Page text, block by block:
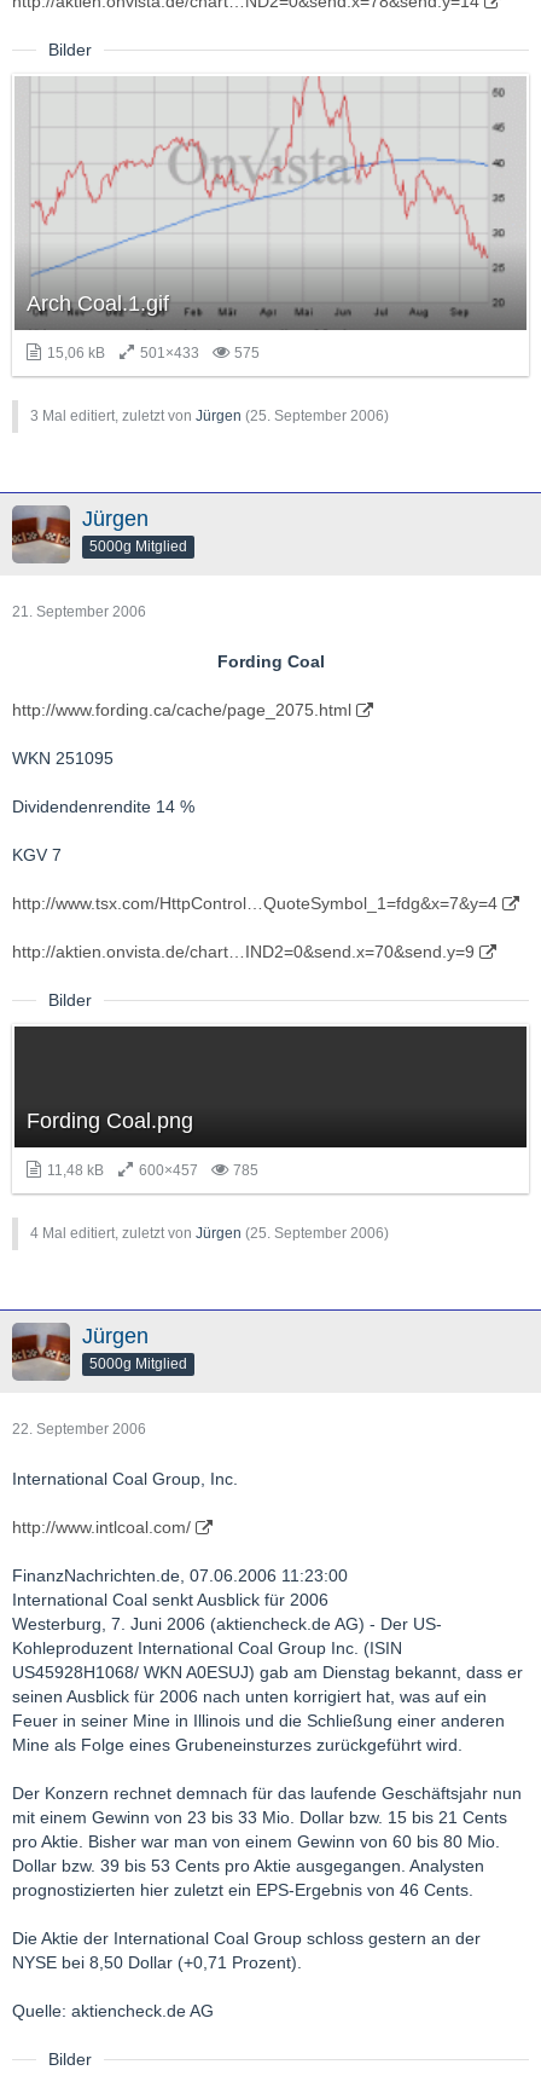
Bilder
Arch Coal.1.gif
15,06 kB 501×433 575
3 Mal editiert, zuletzt von Jürgen (25. September 2006)
Jürgen
5000g Mitglied
21. September 2006
Fording Coal
http://www.fording.ca/cache/page_2075.html
WKN 251095
Dividendenrendite 14 %
KGV 7
http://www.tsx.com/HttpControl…QuoteSymbol_1=fdg&x=7&y=4
http://aktien.onvista.de/chart…IND2=0&send.x=70&send.y=9
Bilder
Fording Coal.png
11,48 kB 600×457 785
4 Mal editiert, zuletzt von Jürgen (25. September 2006)
Jürgen
5000g Mitglied
22. September 2006
International Coal Group, Inc.
http://www.intlcoal.com/
FinanzNachrichten.de, 07.06.2006 11:23:00
International Coal senkt Ausblick für 2006
Westerburg, 7. Juni 2006 (aktiencheck.de AG) - Der US-
Kohleproduzent International Coal Group Inc. (ISIN
US45928H1068/ WKN A0ESUJ) gab am Dienstag bekannt, dass er
seinen Ausblick für 2006 nach unten korrigiert hat, was auf ein
Feuer in seiner Mine in Illinois und die Schließung einer anderen
Mine als Folge eines Grubeneinsturzes zurückgeführt wird.
Der Konzern rechnet demnach für das laufende Geschäftsjahr nun
mit einem Gewinn von 23 bis 33 Mio. Dollar bzw. 15 bis 21 Cents
pro Aktie. Bisher war man von einem Gewinn von 60 bis 80 Mio.
Dollar bzw. 39 bis 53 Cents pro Aktie ausgegangen. Analysten
prognostizierten hier zuletzt ein EPS-Ergebnis von 46 Cents.
Die Aktie der International Coal Group schloss gestern an der
NYSE bei 8,50 Dollar (+0,71 Prozent).
Quelle: aktiencheck.de AG
Bilder